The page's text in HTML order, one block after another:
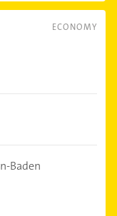
ECONOMY
Baden